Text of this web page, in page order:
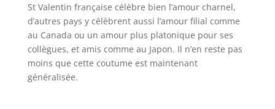
St Valentin française célèbre bien l’amour charnel,
d’autres pays y célèbrent aussi l’amour filial comme
au Canada ou un amour plus platonique pour ses
collègues, et amis comme au Japon. Il n’en reste pas
moins que cette coutume est maintenant
généralisée.